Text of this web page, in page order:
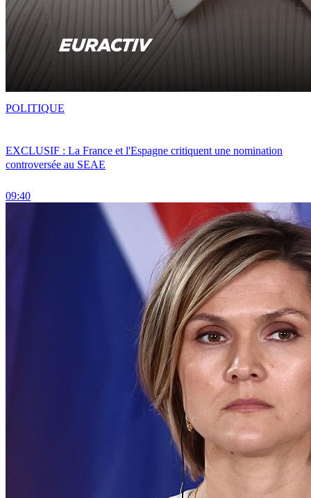
EXCLUSIF : La France et l'Espagne critiquent une nomination
controversée au SEAE
09:40
POLITIQUE